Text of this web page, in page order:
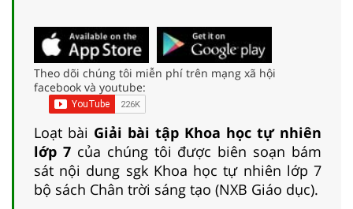
Theo dõi chúng tôi miễn phí trên mạng xã hội
facebook và youtube:
Loạt bài Giải bài tập Khoa học tự nhiên
lớp 7của chúng tôi được biên soạn bám
sát nội dung sgk Khoa học tự nhiên lớp 7
bộ sách Chân trời sáng tạo (NXB Giáo dục).